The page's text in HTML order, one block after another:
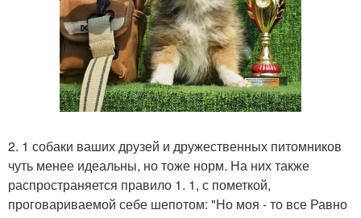
2. 1 собаки ваших друзей и дружественных питомников
чуть менее идеальны, но тоже норм. На них также
распространяется правило 1. 1, с пометкой,
проговариваемой себе шепотом: "Но моя - то все Равно